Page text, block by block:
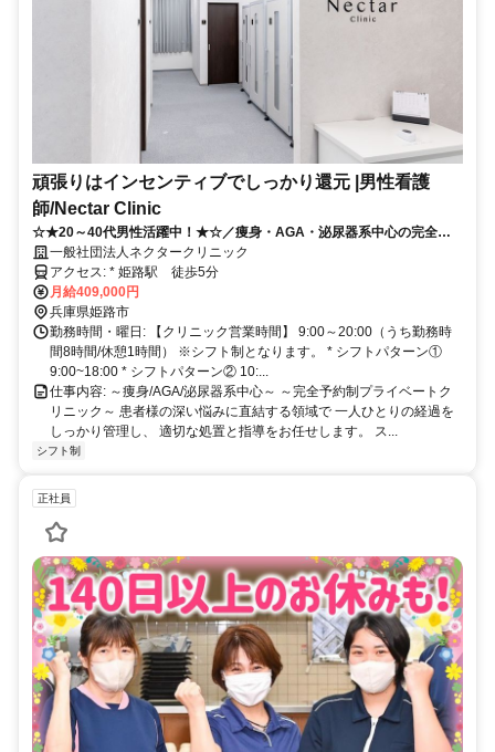
頑張りはインセンティブでしっかり還元 |男性看護
師/Nectar Clinic
☆★20～40代男性活躍中！★☆／痩身・AGA・泌尿器系中心の完全予
約制クリニック／各種インセンティブが収入に直結◎／看護師資格が活
かせる／裁量高くキャリアアップしやすい
一般社団法人ネクタークリニック
アクセス: * 姫路駅 徒歩5分
月給409,000円
兵庫県姫路市
勤務時間・曜日: 【クリニック営業時間】 9:00～20:00（うち勤務時
間8時間/休憩1時間） ※シフト制となります。 * シフトパターン①
9:00~18:00 * シフトパターン② 10:...
仕事内容: ～痩身/AGA/泌尿器系中心～ ～完全予約制プライベートク
リニック～ 患者様の深い悩みに直結する領域で 一人ひとりの経過を
しっかり管理し、 適切な処置と指導をお任せします。 ス...
シフト制
正社員